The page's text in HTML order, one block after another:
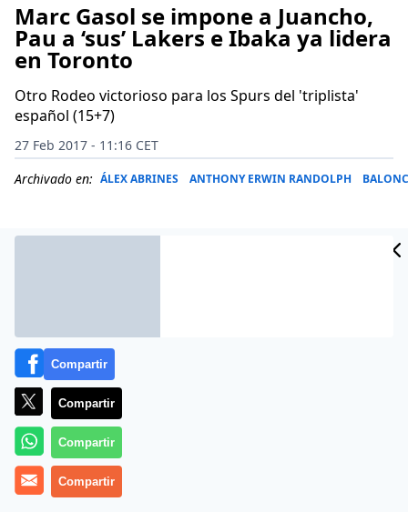
Marc Gasol se impone a Juancho,
Pau a ‘sus’ Lakers e Ibaka ya lidera
en Toronto
Otro Rodeo victorioso para los Spurs del 'triplista'
español (15+7)
27 Feb 2017 - 11:16 CET
Archivado en: ÁLEX ABRINES ANTHONY ERWIN RANDOLPH
El duelo español de la noche en la NBA se ha resuelto a
favor de Marc Gasol (23 puntos) frente a un inactivo
Compartir
Compartir
Compartir
Compartir